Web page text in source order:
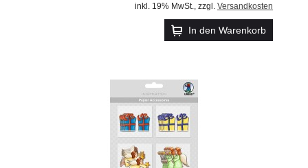
inkl. 19% MwSt. zzgl. Versandkosten
In den Warenkorb